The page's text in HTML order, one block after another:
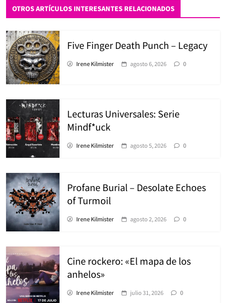
OTROS ARTÍCULOS INTERESANTES RELACIONADOS
Five Finger Death Punch – Legacy
Irene Kilmister agosto 6, 2026 0
Lecturas Universales: Serie
Mindf*uck
Irene Kilmister agosto 5, 2026 0
Profane Burial – Desolate Echoes
of Turmoil
Irene Kilmister agosto 2, 2026 0
Cine rockero: «El mapa de los
anhelos»
Irene Kilmister julio 31, 2026 0